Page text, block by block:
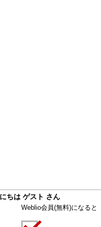
ちは ゲスト さん
Weblio会員(無料)になると